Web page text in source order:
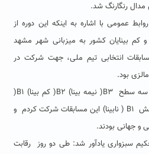
رنگارنگ شد.
عمومی با اشاره به اینکه این دوره از
و کم بینایان کشور به میزبانی شهر مشهد
انتخابی تیم ملی، جهت شرکت در
بود.
وی با اشاره به اینکه مسابقات در سه سطح B3( نیمه بینا) B2( کم بینا) B1(
نابینا) برگزار شد، افزود: من در بخش B1 ( نابینا) این مسابقات شرکت کردم و
و جهانی بودند.
سبزواری یادآور شد: طی دو روز رقابت